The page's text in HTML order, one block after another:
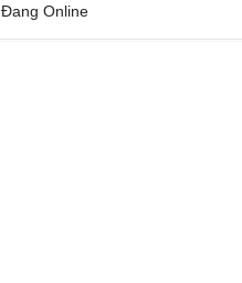
Safe Food for Growth Project
Đang Online